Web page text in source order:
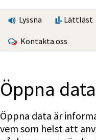
Lyssna Lättläst
Kontakta oss
Öppna data
Öppna data är
vem som helst att